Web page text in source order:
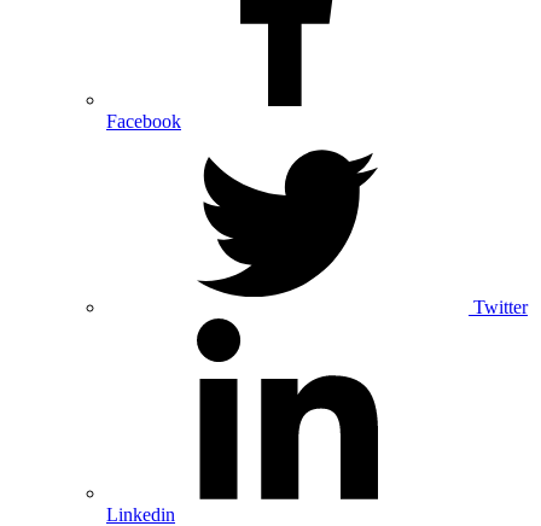
Facebook
Twitter
Linkedin